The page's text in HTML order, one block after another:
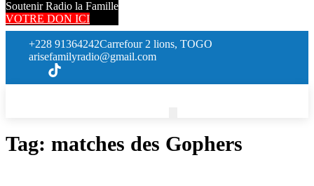
Soutenir Radio la Famille
VOTRE DON ICI
+228 91364242Carrefour 2 lions, TOGO
arisefamilyradio@gmail.com
Tag: matches des Gophers